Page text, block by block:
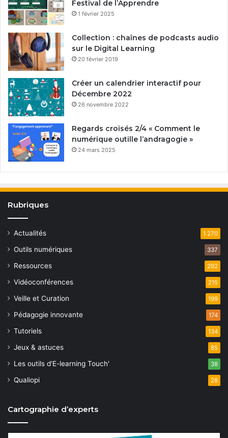
Festival de l’Apprendre
1 février 2025
Collection : chaînes de podcasts audio
sur le Digital Learning
20 février 2019
Créer un calendrier interactif pour
Décembre 2022
26 novembre 2022
Regards croisés 2/4 « Comment le
numérique outille l’andragogie »
24 mars 2025
Rubriques
Actualités 1 270
Outils numériques 337
Ressources 292
Vidéoconférences 215
Veille et Curation 199
Pédagogie innovante 174
Tutoriels 134
Jeux & astuces 85
Les outils d'E-learning Touch' 38
Qualiopi 28
Cartographie d’experts